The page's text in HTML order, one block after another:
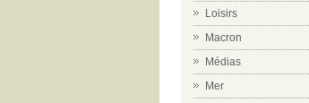
Loisirs
Macron
Médias
Mer